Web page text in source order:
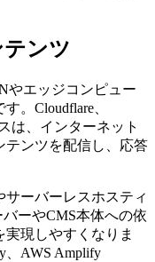
ンツ
やエッジコンピュー
。Cloudflare、
は、インターネット
テンツを配信し、応答
ーバーレスホスティ
ーやCMS本体への依
現しやすくなりま
、AWS Amplify